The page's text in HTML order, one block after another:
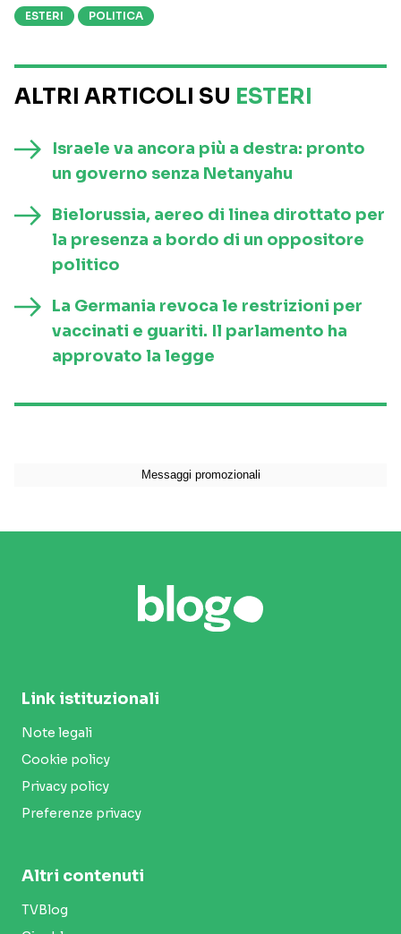
ESTERI POLITICA
ALTRI ARTICOLI SU ESTERI
Israele va ancora più a destra: pronto
un governo senza Netanyahu
Bielorussia, aereo di linea dirottato per
la presenza a bordo di un oppositore
politico
La Germania revoca le restrizioni per
vaccinati e guariti. Il parlamento ha
approvato la legge
Link istituzionali
Note legali
Cookie policy
Privacy policy
Preferenze privacy
Altri contenuti
TVBlog